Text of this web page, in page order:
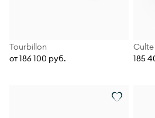
Tourbillon
от 186 100 руб.
Culte
185